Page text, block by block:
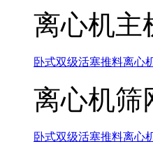
离心机主
卧式双级活塞推料离心
离心机筛
卧式双级活塞推料离心